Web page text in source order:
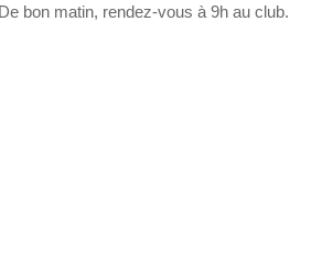
bon matin, rendez-vous à 9h au club.